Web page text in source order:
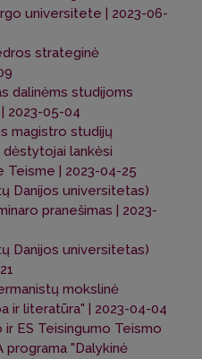
universitete | 2023-06-
strateginė
dalinėms studijoms
2023-05-04
magistro studijų
lankėsi
Teisme | 2023-04-25
Danijos universitetas)
pranešimas | 2023-
Danijos universitetas)
mokslinė
ir literatūra" | 2023-04-04
ES Teisingumo Teismo
programa "Dalykinė